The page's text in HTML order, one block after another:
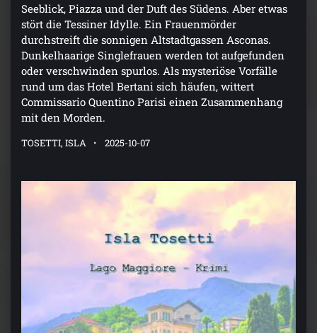
Seeblick, Piazza und der Duft des Südens. Aber etwas
stört die Tessiner Idylle. Ein Frauenmörder
durchstreift die sonnigen Altstadtgassen Asconas.
Dunkelhaarige Singlefrauen werden tot aufgefunden
oder verschwinden spurlos. Als mysteriöse Vorfälle
rund um das Hotel Bertani sich häufen, wittert
Commissario Quentino Parisi einen Zusammenhang
mit den Morden.
TOSETTI, ISLA 2025-10-07